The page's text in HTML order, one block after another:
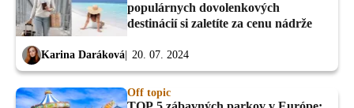
populárnych dovolenkových
destinácií si zaletíte za cenu nádrže
Karina Daráková 20. 07. 2024
Off topic